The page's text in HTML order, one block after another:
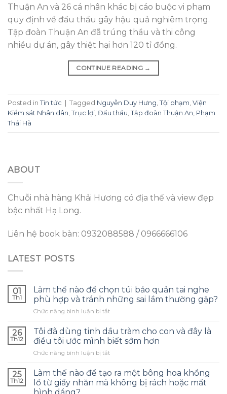
Thuận An và 26 cá nhân khác bị cáo buộc vi phạm
quy định về đấu thầu gây hậu quả nghiêm trọng.
Tập đoàn Thuận An đã trúng thầu và thi công
nhiều dự án, gây thiệt hại hơn 120 tỉ đồng.
CONTINUE READING →
Posted in Tin tức | Tagged Nguyễn Duy Hưng Tội phạm Viện
Kiểm sát Nhân dân Trục lợi Đấu thầu Tập đoàn Thuận An Phạm
Thái Hà
ABOUT
Chuỗi nhà hàng Khải Hương có địa thế và view đẹp
bậc nhất Hạ Long.
Liên hệ book bàn: 0932088588 / 0966666106
LATEST POSTS
01
Th1
Làm thế nào để chọn túi bảo quản tai nghe
phù hợp và tránh những sai lầm thường gặp?
Chức năng bình luận bị tắtở
thế
nào
để
chọn
bảo
quản
26
Th12
Tôi đã dùng tinh dầu tràm cho con và đây là
điều tôi ước mình biết sớm hơn
Chức năng bình luận bị tắtở
đã
dùng
tinh
25
Th12
Làm thế nào để tạo ra một bông hoa khổng
lồ từ giấy nhăn mà không bị rách hoặc mất